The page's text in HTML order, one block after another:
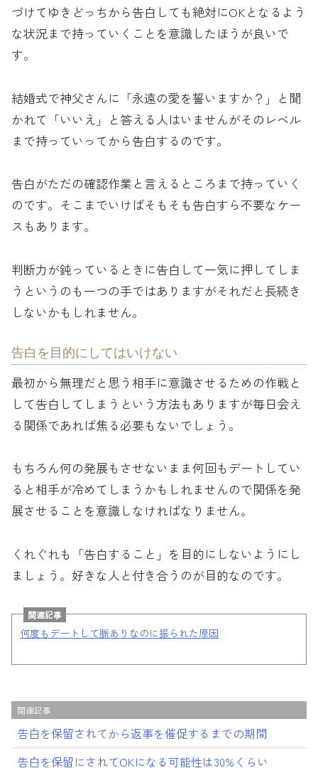
づけてゆきどっちから告白しても絶対にOKとなるよう
な状況まで持っていくことを意識したほうが良いで
す。
結婚式で神父さんに「永遠の愛を誓いますか？」と聞
かれて「いいえ」と答える人はいませんがそのレベル
まで持っていってから告白するのです。
告白がただの確認作業と言えるところまで持っていく
のです。そこまでいけばそもそも告白すら不要なケー
スもあります。
判断力が鈍っているときに告白して一気に押してしま
うというのも一つの手ではありますがそれだと長続き
しないかもしれません。
告白を目的にしてはいけない
最初から無理だと思う相手に意識させるための作戦と
して告白してしまうという方法もありますが毎日会え
る関係であれば焦る必要もないでしょう。
もちろん何の発展もさせないまま何回もデートしてい
ると相手が冷めてしまうかもしれませんので関係を発
展させることを意識しなければなりません。
くれぐれも「告白すること」を目的にしないようにし
ましょう。好きな人と付き合うのが目的なのです。
関連記事
何度もデートして脈ありなのに振られた原因
関連記事
告白を保留されてから返事を催促するまでの期間
告白を保留にされてOKになる可能性は30%くらい